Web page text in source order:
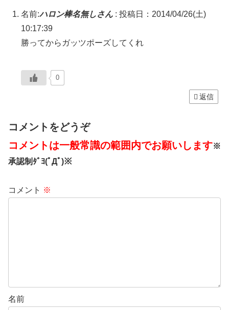
名前:ハロン棒名無しさん : 投稿日：2014/04/26(土)
10:17:39
勝ってからガッツポーズしてくれ
0
返信
コメントをどうぞ
コメントは一般常識の範囲内でお願いします※
承認制ﾀﾞﾖ(ﾟДﾟ)※
コメント ※
名前